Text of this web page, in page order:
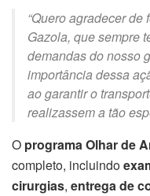
“Quero agradecer
Gazola, que sempre
demandas do nosso
importância dessa
ao garantir o
realizassem a tão
O programa Olhar de
completo, incluindo
cirurgias, entrega de